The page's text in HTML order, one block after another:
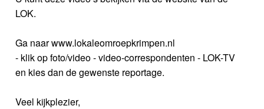
LOK.
Ga naar www.lokaleomroepkrimpen.nl
- klik op foto/video - video-correspondenten - LOK-TV
en kies dan de gewenste reportage.
Veel kijkplezier,